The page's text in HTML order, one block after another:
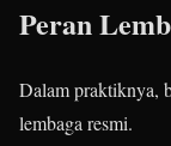
Peran
Dalam praktiknya,
lembaga resmi.